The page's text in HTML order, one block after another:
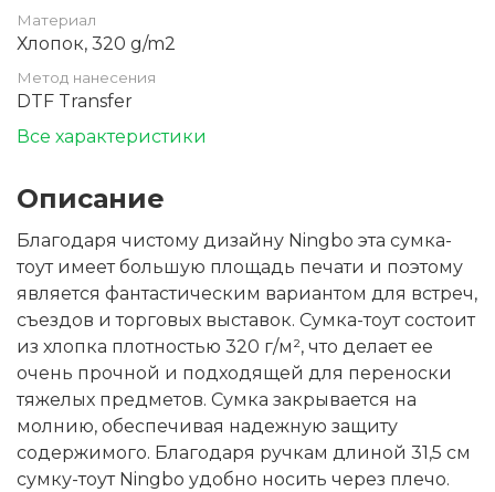
Материал
Хлопок, 320 g/m2
Метод нанесения
DTF Transfer
Все характеристики
Описание
Благодаря чистому дизайну Ningbo эта сумка-
тоут имеет большую площадь печати и поэтому
является фантастическим вариантом для встреч,
съездов и торговых выставок. Сумка-тоут состоит
из хлопка плотностью 320 г/м², что делает ее
очень прочной и подходящей для переноски
тяжелых предметов. Сумка закрывается на
молнию, обеспечивая надежную защиту
содержимого. Благодаря ручкам длиной 31,5 см
сумку-тоут Ningbo удобно носить через плечо.